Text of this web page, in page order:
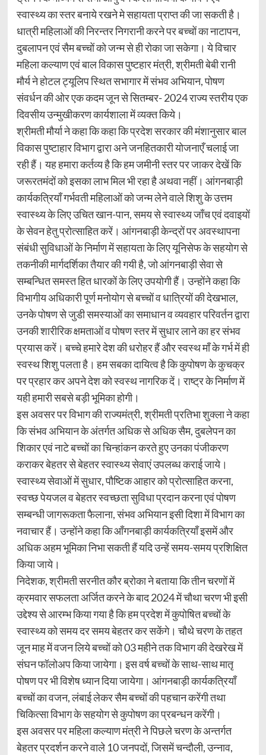
स्वास्थ्य का स्तर बनाये रखने मे सहायता प्राप्त की जा सकती है।
धात्री महिलाओं की निरन्तर निगरानी करने पर बच्चों का नाटापन,
दुबलापन एवं सैम बच्चों को जन्म से ही रोका जा सकेगा। ये विचार
महिला कल्याण एवं बाल विकास पुष्टहार मंत्री, श्रीमती बेबी रानी
मौर्य ने होटल ट्यूलिप स्थित सभागार में संभव अभियान, पोषण
संवर्धन की ओर एक कदम जून से सितम्बर- 2024 राज्य स्तरीय एक
दिवसीय उन्मुखीकरण कार्यशाला में व्यक्त किये।
श्रीमती मौर्या ने कहा कि कहा कि प्रदेश सरकार की मंशानुसार बाल
विकास पुष्टाहार विभाग द्वारा अने जनहितकारी योजनाएँ चलाई जा
रही हैं। यह हमारा कर्तव्य है कि हम जमीनी स्तर पर जाकर देखें कि
जरूरतमंदों को इसका लाभ मिल भी रहा है अथवा नहीं। आंगनबाड़ी
कार्यकत्रियाँ गर्भवती महिलाओं को जन्म लेने वाले शिशु के उत्तम
स्वास्थ्य के लिए उचित खान-पान, समय से स्वास्थ्य जाँच एवं दवाइयों
के सेवन हेतु प्रोत्साहित करें। आंगनबाड़ी केन्द्रों पर अवस्थापना
संबंधी सुविधाओं के निर्माण में सहायता के लिए यूनिसेफ के सहयोग से
तकनीकी मार्गदर्शिका तैयार की गयी है, जो आंगनबाड़ी सेवा से
सम्बन्धित समस्त हित धारकों के लिए उपयोगी हैं। उन्होंने कहा कि
विभागीय अधिकारी पूर्ण मनोयोग से बच्चों व धात्रियों की देखभाल,
उनके पोषण से जुडी समस्याओं का समाधान व व्यवहार परिवर्तन द्वारा
उनकी शारीरिक क्षमताओं व पोषण स्तर में सुधार लाने का हर संभव
प्रयास करें। बच्चे हमारे देश की धरोहर हैं और स्वस्थ माँ के गर्भ में ही
स्वस्थ शिशु पलता है। हम सबका दायित्व है कि कुपोषण के कुचक्र
पर प्रहार कर अपने देश को स्वस्थ नागरिक दें। राष्ट्र के निर्माण में
यही हमारी सबसे बड़ी भूमिका होगी।
इस अवसर पर विभाग की राज्यमंत्री, श्रीमती प्रतिभा शुक्ला ने कहा
कि संभव अभियान के अंतर्गत अधिक से अधिक सैम, दुबलेपन का
शिकार एवं नाटे बच्चों का चिन्हांकन करते हुए उनका पंजीकरण
कराकर बेहतर से बेहतर स्वास्थ्य सेवाएं उपलब्ध कराई जाये।
स्वास्थ्य सेवाओं में सुधार, पौष्टिक आहार को प्रोत्साहित करना,
स्वच्छ पेयजल व बेहतर स्वच्छता सुविधा प्रदान करना एवं पोषण
सम्बन्धी जागरूकता फैलाना, संभव अभियान इसी दिशा में विभाग का
नवाचार हैं। उन्होंने कहा कि आँगनबाड़ी कार्यकत्रियाँ इसमें और
अधिक अहम भूमिका निभा सकती हैं यदि उन्हें समय-समय प्रशिक्षित
किया जाये।
निदेशक, श्रीमती सरनीत कौर ब्रोका ने बताया कि तीन चरणों में
क्रमवार सफलता अर्जित करने के बाद 2024 में चौथा चरण भी इसी
उद्देश्य से आरम्भ किया गया है कि हम प्रदेश में कुपोषित बच्चों के
स्वास्थ्य को समय दर समय बेहतर कर सकेंगे। चौथे चरण के तहत
जून माह में वजन लिये बच्चों को 03 महीने तक विभाग की देखरेख में
संघन फॉलोअप किया जायेगा। इस वर्ष बच्चों के साथ-साथ मातृ
पोषण पर भी विशेष ध्यान दिया जायेगा। आंगनबाड़ी कार्यकत्रियाँ
बच्चों का वजन, लंबाई लेकर सैम बच्चों की पहचान करेंगी तथा
चिकित्सा विभाग के सहयोग से कुपोषण का प्रबन्धन करेंगी।
इस अवसर पर महिला कल्याण मंत्री ने पिछले चरण के अन्तर्गत
बेहतर प्रदर्शन करने वाले 10 जनपदों, जिसमें चन्दौली, उन्नाव,